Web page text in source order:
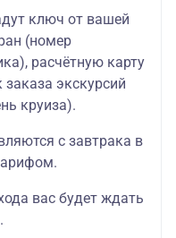
ключ от вашей
(номер
расчётную карту
экскурсий
круиза).
с завтрака в
вас будет ждать